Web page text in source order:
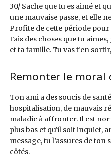
30/ Sache que tu es aimé et
une mauvaise passe, et elle
Profite de cette période
Fais des choses que tu
et ta famille. Tu vas t’en
Remonter le moral
Ton ami a des soucis de
hospitalisation, de mauvais
maladie à affronter. Il est
plus bas et qu’il soit inquiet,
message, tu l’assures de ton
côtés.